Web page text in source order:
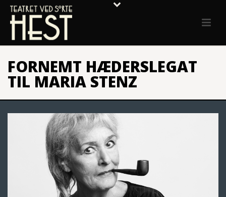
FORNEMT HÆDERSLEGAT
TIL MARIA STENZ